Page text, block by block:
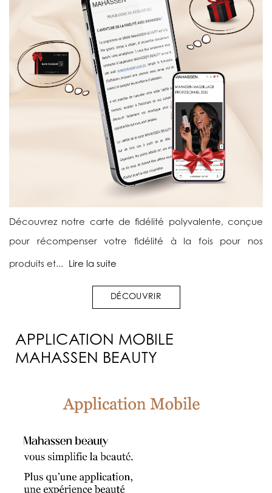
Découvrez notre carte de fidélité polyvalente, conçue
pour récompenser votre fidélité à la fois pour nos
produits et... Lire la suite
DÉCOUVRIR
APPLICATION MOBILE
MAHASSEN BEAUTY